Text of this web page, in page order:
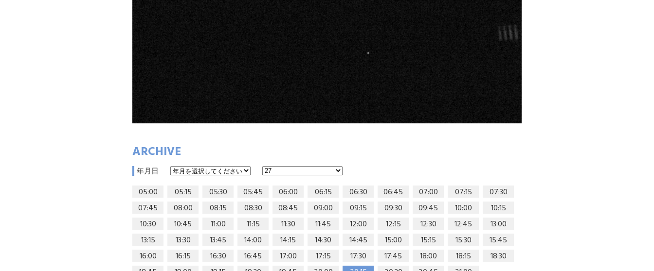
ARCHIVE
年月日
05:00 05:15 05:30 05:45 06:00 06:15 06:30 06:45 07:00 07:15
07:30
07:45
08:00 08:15 08:30 08:45 09:00 09:15 09:30 09:45 10:00
10:15
10:30
10:45 11:00 11:15 11:30 11:45 12:00 12:15 12:30 12:45
13:00
13:15
13:30 13:45 14:00 14:15 14:30 14:45 15:00 15:15 15:30
15:45
16:00
16:15 16:30 16:45 17:00 17:15 17:30 17:45 18:00 18:15
18:30